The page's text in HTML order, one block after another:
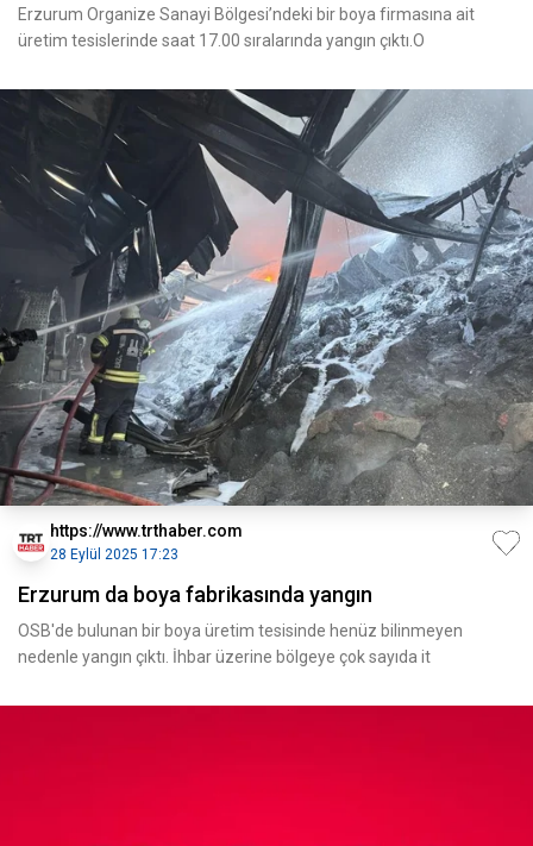
Erzurum Organize Sanayi Bölgesi’ndeki bir boya firmasına ait
üretim tesislerinde saat 17.00 sıralarında yangın çıktı.O
https://www.trthaber.com
28 Eylül 2025 17:23
Erzurum da boya fabrikasında yangın
OSB'de bulunan bir boya üretim tesisinde henüz bilinmeyen
nedenle yangın çıktı. İhbar üzerine bölgeye çok sayıda it